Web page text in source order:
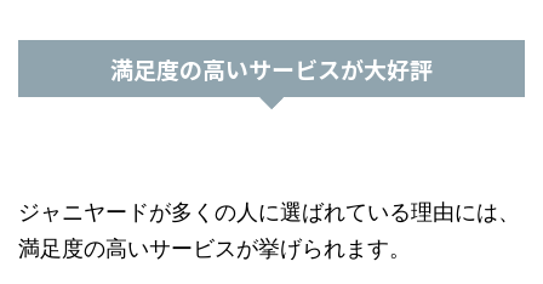
満足度の高いサービスが大好評
ジャニヤードが多くの人に選ばれている理由には、
満足度の高いサービスが挙げられます。